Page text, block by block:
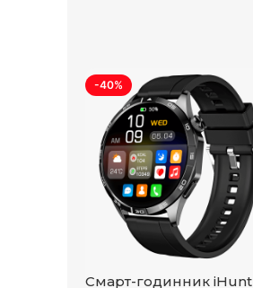
-40%
Смарт-годинник iHunt